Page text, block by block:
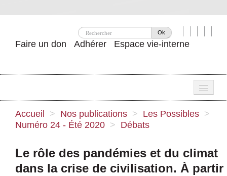
Ok
Faire un don Adhérer Espace vie-interne
Attac ?
Nos idées
Se mobiliser
Accueil > Nos publications > Les Possibles >
Numéro 24 - Été 2020 > Débats
Le rôle des pandémies et du climat
dans la crise de civilisation. À partir